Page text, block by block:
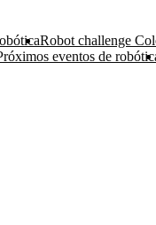
Robot challenge
eventos de